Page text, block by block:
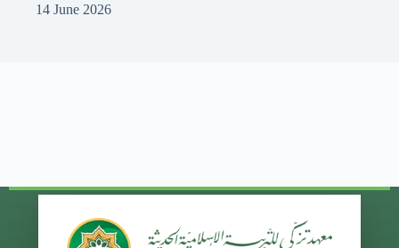
14 June 2026